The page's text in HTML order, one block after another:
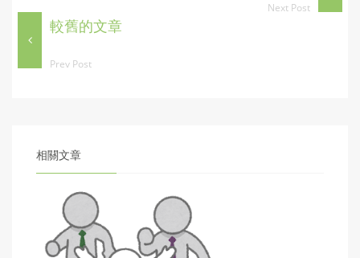
Next Post
較舊的文章
Prev Post
相關文章